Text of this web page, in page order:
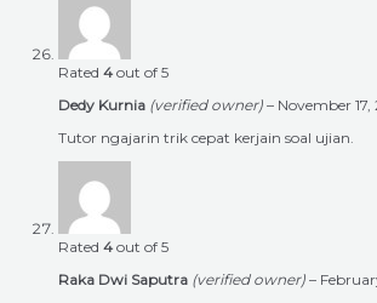
Rated 4 out of 5
Dedy Kurnia (verified owner) – November 17,
Tutor ngajarin trik cepat kerjain soal ujian.
Rated 4 out of 5
Raka Dwi Saputra (verified owner) –